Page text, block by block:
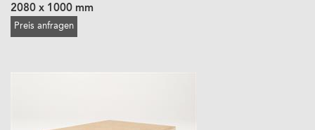
2080 x 1000 mm
Preis anfragen